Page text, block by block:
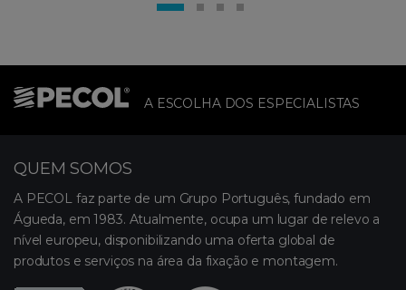
A ESCOLHA DOS ESPECIALISTAS
QUEM SOMOS
A PECOL faz parte de um Grupo Português, fundado em
Águeda, em 1983. Atualmente, ocupa um lugar de relevo a
nível europeu, disponibilizando uma oferta global de
produtos e serviços na área da fixação e montagem.